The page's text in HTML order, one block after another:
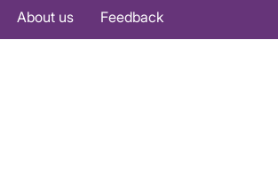
About us Feedback